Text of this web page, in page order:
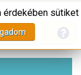
érdekében sütiket